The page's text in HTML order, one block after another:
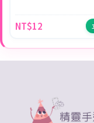
NT$12